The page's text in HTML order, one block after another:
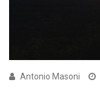
Antonio Masoni